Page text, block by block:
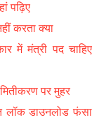
पढ़िए
करता क्या
में मंत्री पद चाहिए
पर मुहर
लॉक डाउनलोड फंसा